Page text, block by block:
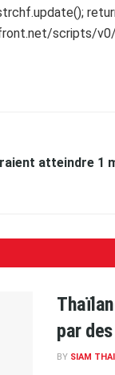
scripts/v0/
atteindre 1
par
BY SIAM THAI